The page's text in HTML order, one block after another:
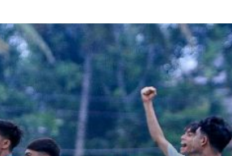
Begini Perkembangan Kasus Dugaan
Korupsi Proyek Pantai Telaga Tujoh
Pusong
Wagub Fadhlullah Minta DPD RI
Perjuangkan Dana Otsus Aceh